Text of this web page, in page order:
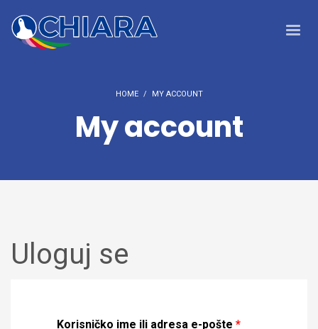
HOME MY ACCOUNT
My account
Uloguj se
Korisničko ime ili adresa e-pošte *